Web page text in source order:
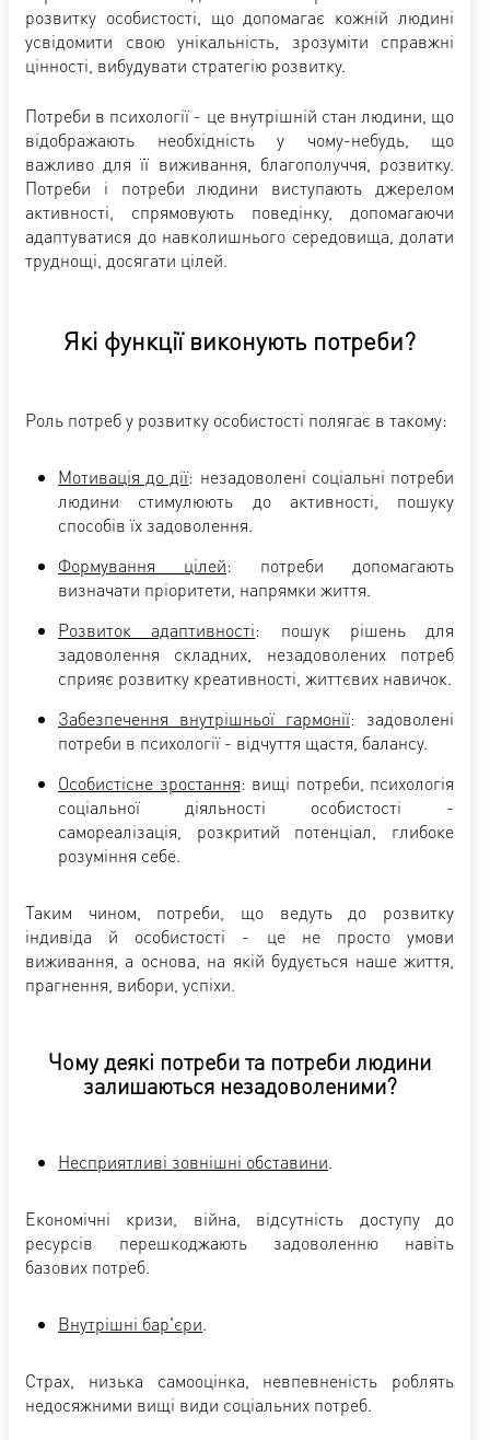
розвитку особистості, що допомагає кожній людині
усвідомити свою унікальність, зрозуміти справжні
цінності, вибудувати стратегію розвитку.
Потреби в психології - це внутрішній стан людини, що
відображають необхідність у чому-небудь, що
важливо для її виживання, благополуччя, розвитку.
Потреби і потреби людини виступають джерелом
активності, спрямовують поведінку, допомагаючи
адаптуватися до навколишнього середовища, долати
труднощі, досягати цілей.
Які функції виконують потреби?
Роль потреб у розвитку особистості полягає в такому:
Мотивація до дії: незадоволені соціальні потреби
людини стимулюють до активності, пошуку
способів їх задоволення.
Формування цілей: потреби допомагають
визначати пріоритети, напрямки життя.
Розвиток адаптивності: пошук рішень для
задоволення складних, незадоволених потреб
сприяє розвитку креативності, життєвих навичок.
Забезпечення внутрішньої гармонії: задоволені
потреби в психології - відчуття щастя, балансу.
Особистісне зростання: вищі потреби, психологія
соціальної діяльності особистості -
самореалізація, розкритий потенціал, глибоке
розуміння себе.
Таким чином, потреби, що ведуть до розвитку
індивіда й особистості - це не просто умови
виживання, а основа, на якій будується наше життя,
прагнення, вибори, успіхи.
Чому деякі потреби та потреби людини
залишаються незадоволеними?
Несприятливі зовнішні обставини.
Економічні кризи, війна, відсутність доступу до
ресурсів перешкоджають задоволенню навіть
базових потреб.
Внутрішні бар'єри.
Страх, низька самооцінка, невпевненість роблять
недосяжними вищі види соціальних потреб.